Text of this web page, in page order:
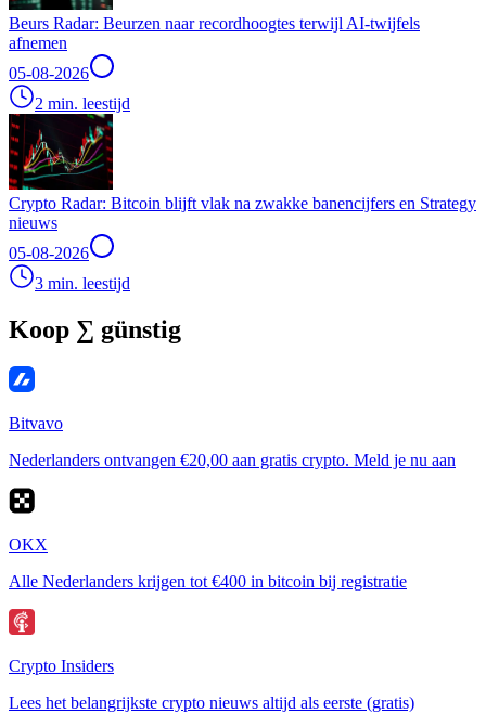
Beurs Radar: Beurzen naar recordhoogtes terwijl AI-twijfels
afnemen
05-08-2026
2 min. leestijd
Crypto Radar: Bitcoin blijft vlak na zwakke banencijfers en Strategy
nieuws
05-08-2026
3 min. leestijd
Koop ∑ günstig
Bitvavo
Nederlanders ontvangen €20,00 aan gratis crypto. Meld je nu aan
OKX
Alle Nederlanders krijgen tot €400 in bitcoin bij registratie
Crypto Insiders
Lees het belangrijkste crypto nieuws altijd als eerste (gratis)